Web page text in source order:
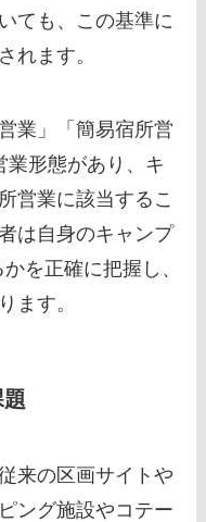
ても、この基準に
れます。
業」「簡易宿所営
業形態があり、キ
営業に該当するこ
は自身のキャンプ
を正確に把握し、
ます。
来の区画サイトや
ング施設やコテー